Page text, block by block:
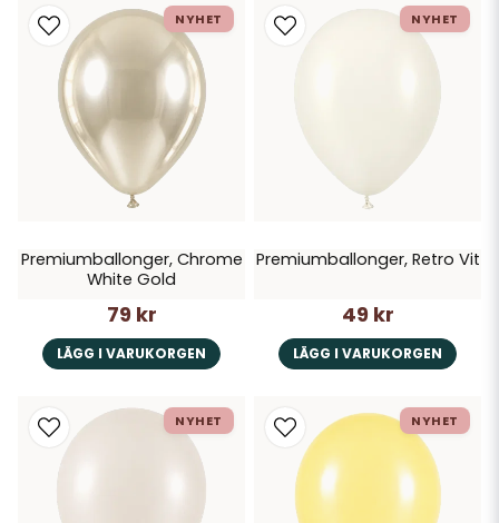
Premiumballonger, Chrome
White Gold
79 kr
LÄGG I VARUKORGEN
NYHET
Premiumballonger, Retro Vit
49 kr
LÄGG I VARUKORGEN
NYHET
NYHET NYHET